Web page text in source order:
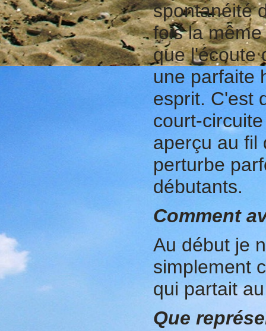
spontanéité
fois la
que l'écoute
une parfaite
esprit. C'est
court-
aperçu au fil
perturbe
débutants.
Comment
Au début je
simplement
qui partait
Que